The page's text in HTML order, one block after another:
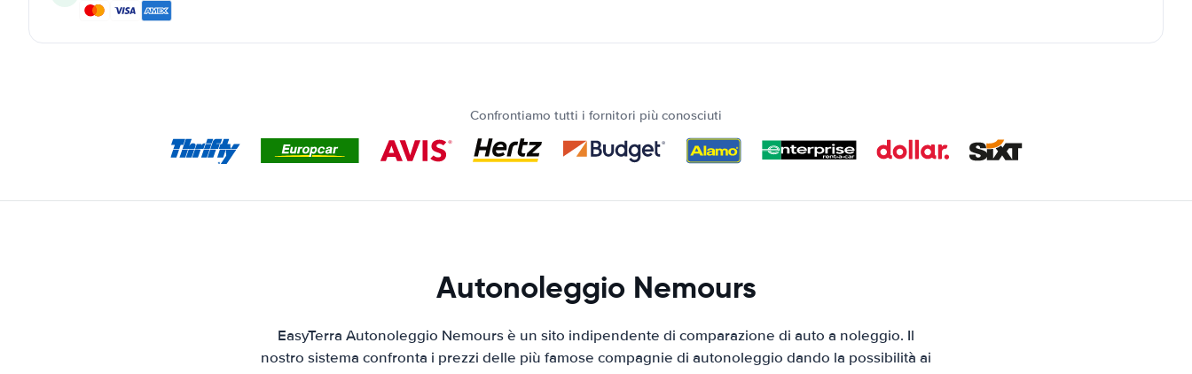
Confrontiamo tutti i fornitori più conosciuti
Autonoleggio Nemours
EasyTerra Autonoleggio Nemours è un sito indipendente di comparazione di auto a noleggio. Il
nostro sistema confronta i prezzi delle più famose compagnie di autonoleggio dando la possibilità ai